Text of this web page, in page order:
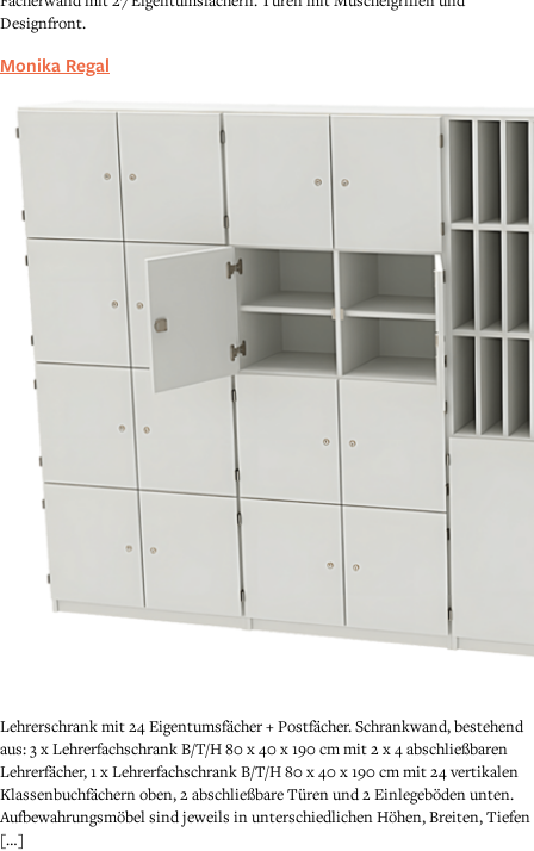
Designfront.
Monika Regal
Lehrerschrank mit 24 Eigentumsfächer + Postfächer. Schrankwand, bestehend
aus: 3 x Lehrerfachschrank B/T/H 80 x 40 x 190 cm mit 2 x 4 abschließbaren
Lehrerfächer, 1 x Lehrerfachschrank B/T/H 80 x 40 x 190 cm mit 24 vertikalen
Klassenbuchfächern oben, 2 abschließbare Türen und 2 Einlegeböden unten.
Aufbewahrungsmöbel sind jeweils in unterschiedlichen Höhen, Breiten, Tiefen
[…]